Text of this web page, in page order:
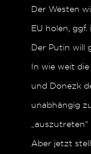
Der Westen
EU holen, ggf.
Der Putin will
In wie weit
und Donezk
unabhängig
Aber jetzt